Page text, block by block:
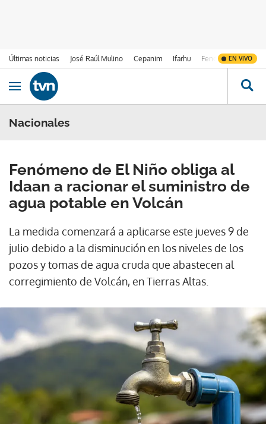
Últimas noticias José Raúl Mulino Cepanim Ifarhu Fenómeno de El
EN VIVO
Ir al contenido
Obrir navegació
Nacionales
Fenómeno de El Niño obliga al
Idaan a racionar el suministro de
agua potable en Volcán
La medida comenzará a aplicarse este jueves 9 de
julio debido a la disminución en los niveles de los
pozos y tomas de agua cruda que abastecen al
corregimiento de Volcán, en Tierras Altas.